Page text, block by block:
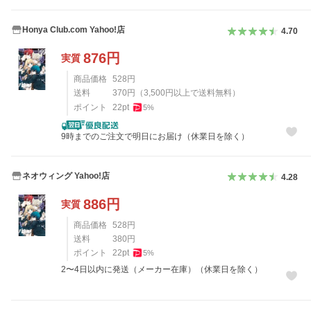
Honya Club.com Yahoo!店 4.70
実質 876円
商品価格 528 円
送料
370 円 （3,500 円以上で送料無料）
ポイント
22pt 5%
9時までのご注文で明日にお届け（休業日を除く）
ネオウィング Yahoo!店 4.28
実質 886円
商品価格 528円
送料
380円
ポイント
22pt 5%
2〜4日以内に発送（メーカー在庫）（休業日を除く）